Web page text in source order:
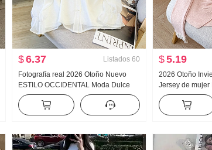
$6.37 Listados 60
Fotografía real 2026 Otoño Nuevo
ESTILO OCCIDENTAL Moda Dulce
Luz Albaricoque Color Chifón Manga
Larga Camisa Top Mujer Lazo
$5.19
2026 Otoño
Jersey de
Acolchado
Diseño Sentido
Top